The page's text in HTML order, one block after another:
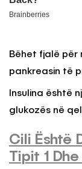
Bëhet fjalë për
pankreasin të
Insulina është
glukozës në
Cili Është
Tipit 1